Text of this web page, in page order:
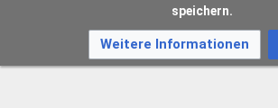
speichern.
Weitere Informationen